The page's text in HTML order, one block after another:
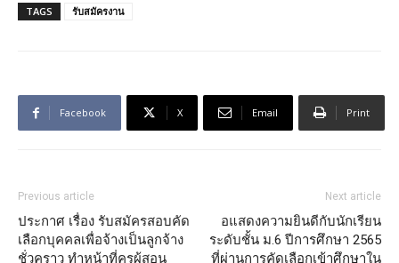
TAGS รับสมัครงาน
Facebook X Email Print
Previous article
ประกาศ เรื่อง รับสมัครสอบคัด
เลือกบุคคลเพื่อจ้างเป็นลูกจ้าง
ชั่วคราว ทำหน้าที่ครูผู้สอน
Next article
อแสดงความยินดีกับนักเรียน
ระดับชั้น ม.6 ปีการศึกษา 2565
ที่ผ่านการคัดเลือกเข้าศึกษาใน